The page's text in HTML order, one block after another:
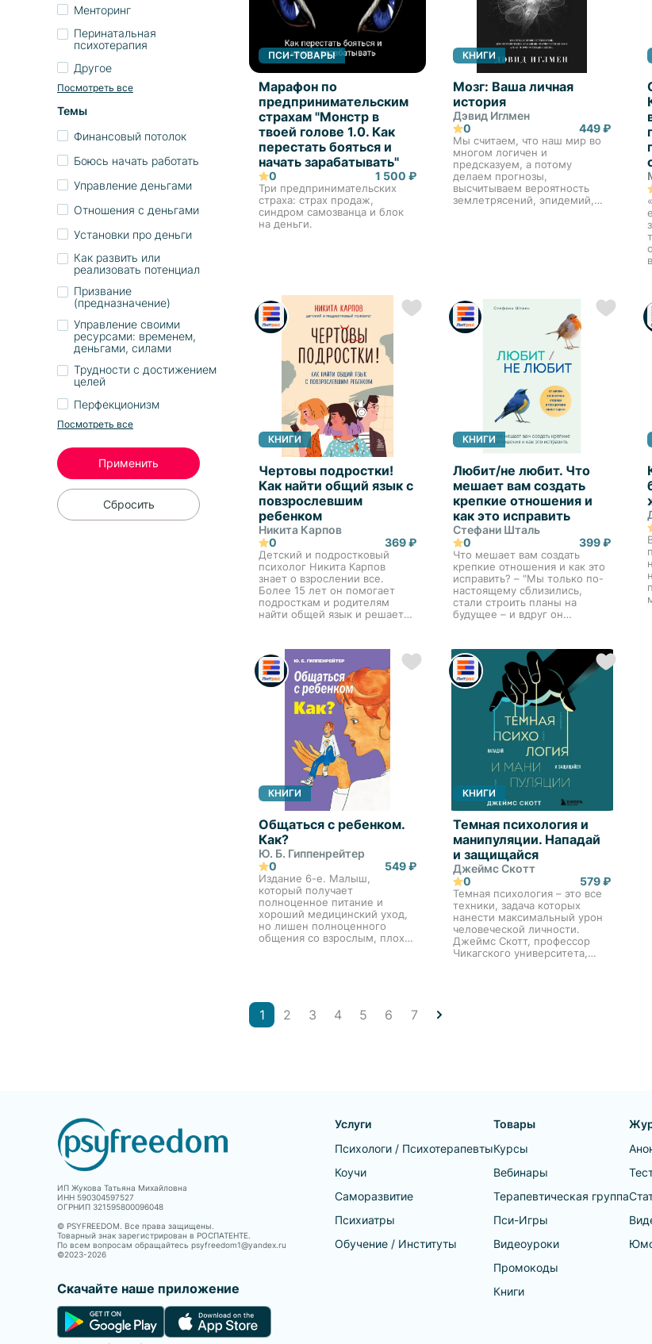
Менторинг
Перинатальная
психотерапия
Другое
Посмотреть все
Темы
Финансовый потолок
Боюсь начать работать
Управление деньгами
Отношения с деньгами
Установки про деньги
Как развить или
реализовать потенциал
Призвание
(предназначение)
Управление своими
ресурсами: временем,
деньгами, силами
Трудности с достижением
целей
Перфекционизм
Посмотреть все
Применить
Сбросить
ПСИ-ТОВАРЫ
Марафон по
предпринимательским
страхам "Монстр в
твоей голове 1.0. Как
перестать бояться и
начать зарабатывать"
0 1 500 ₽
Три предпринимательских
страха: страх продаж,
синдром самозванца и блок
на деньги.
КНИГИ
Мозг: Ваша личная
история
Дэвид Иглмен
0
449 ₽
Мы считаем, что наш мир во
многом логичен и
предсказуем, а потому
делаем прогнозы,
высчитываем вероятность
землетрясений, эпидемий,
КНИГИ
Чертовы подростки!
Как найти общий язык с
повзрослевшим
ребенком
Никита Карпов
0
369 ₽
Детский и подростковый
психолог Никита Карпов
знает о взрослении все.
Более 15 лет он помогает
подросткам и родителям
найти общей язык и решает
Никита Карпов рассказывает
о реальных кейсах, профес...
КНИГИ
Любит/не любит. Что
мешает вам создать
крепкие отношения и
как это исправить
Стефани Шталь
0
399 ₽
Что мешает вам создать
крепкие отношения и как это
исправить? – "Мы только по-
настоящему сблизились,
стали строить планы на
будущее – и вдруг он
она та самая, но с тех пор,
как мы съехались,...
КНИГИ
Общаться с ребенком.
Как?
Ю. Б. Гиппенрейтер
0
549 ₽
Издание 6-е. Малыш,
который получает
полноценное питание и
хороший медицинский уход,
но лишен полноценного
общения со взрослым, плохо
КНИГИ
Темная психология и
манипуляции. Нападай
и защищайся
Джеймс Скотт
0
579 ₽
Темная психология – это все
техники, задача которых
нанести максимальный урон
человеческой личности.
Джеймс Скотт, профессор
Чикагского университета,
1 2 3 4 5 6 7
ИП Жукова Татьяна Михайловна
ИНН 590304597527
ОГРНИП 321595800096048
© PSYFREEDOM. Все права защищены.
Товарный знак зарегистрирован в РОСПАТЕНТЕ.
По всем вопросам обращайтесь psyfreedom1@yandex.ru
©2023-2026
Скачайте наше приложение
Услуги
Психологи / Психотерапевты
Коучи
Саморазвитие
Психиатры
Обучение / Институты
Товары
Курсы
Вебинары
Терапевтическая группа
Пси-Игры
Видеоуроки
Промокоды
Книги